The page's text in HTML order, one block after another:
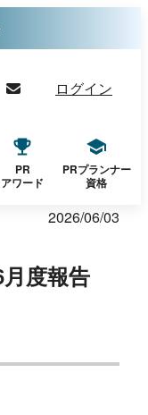
ログイン
PR
アワード
PRプランナー
資格
2026/06/03
度報告